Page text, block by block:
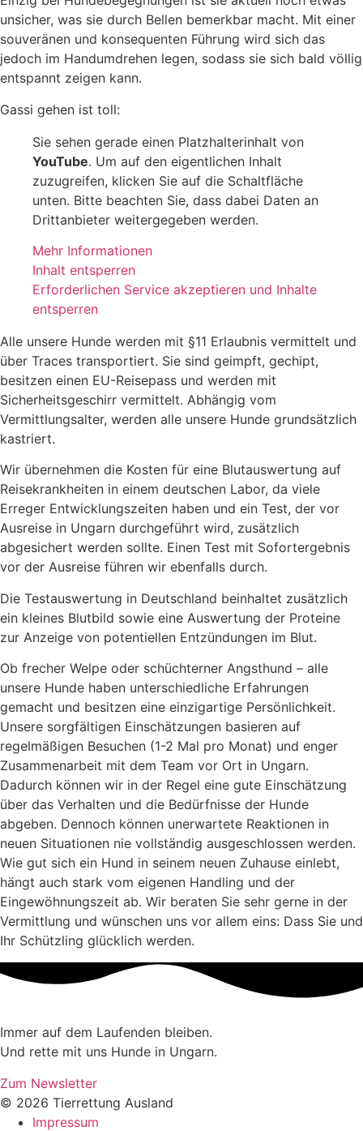
unsicher, was sie durch Bellen bemerkbar macht. Mit einer
souveränen und konsequenten Führung wird sich das
jedoch im Handumdrehen legen, sodass sie sich bald völlig
entspannt zeigen kann.
Gassi gehen ist toll:
Sie sehen gerade einen Platzhalterinhalt von
YouTube. Um auf den eigentlichen Inhalt
zuzugreifen, klicken Sie auf die Schaltfläche
unten. Bitte beachten Sie, dass dabei Daten an
Drittanbieter weitergegeben werden.
Mehr Informationen
Inhalt entsperren
Erforderlichen Service akzeptieren und Inhalte
entsperren
Alle unsere Hunde werden mit §11 Erlaubnis vermittelt und
über Traces transportiert. Sie sind geimpft, gechipt,
besitzen einen EU-Reisepass und werden mit
Sicherheitsgeschirr vermittelt. Abhängig vom
Vermittlungsalter, werden alle unsere Hunde grundsätzlich
kastriert.
Wir übernehmen die Kosten für eine Blutauswertung auf
Reisekrankheiten in einem deutschen Labor, da viele
Erreger Entwicklungszeiten haben und ein Test, der vor
Ausreise in Ungarn durchgeführt wird, zusätzlich
abgesichert werden sollte. Einen Test mit Sofortergebnis
vor der Ausreise führen wir ebenfalls durch.
Die Testauswertung in Deutschland beinhaltet zusätzlich
ein kleines Blutbild sowie eine Auswertung der Proteine
zur Anzeige von potentiellen Entzündungen im Blut.
Ob frecher Welpe oder schüchterner Angsthund – alle
unsere Hunde haben unterschiedliche Erfahrungen
gemacht und besitzen eine einzigartige Persönlichkeit.
Unsere sorgfältigen Einschätzungen basieren auf
regelmäßigen Besuchen (1-2 Mal pro Monat) und enger
Zusammenarbeit mit dem Team vor Ort in Ungarn.
Dadurch können wir in der Regel eine gute Einschätzung
über das Verhalten und die Bedürfnisse der Hunde
abgeben. Dennoch können unerwartete Reaktionen in
neuen Situationen nie vollständig ausgeschlossen werden.
Wie gut sich ein Hund in seinem neuen Zuhause einlebt,
hängt auch stark vom eigenen Handling und der
Eingewöhnungszeit ab. Wir beraten Sie sehr gerne in der
Vermittlung und wünschen uns vor allem eins: Dass Sie und
Ihr Schützling glücklich werden.
Immer auf dem Laufenden bleiben.
Und rette mit uns Hunde in Ungarn.
Zum Newsletter
© 2026 Tierrettung Ausland
Impressum